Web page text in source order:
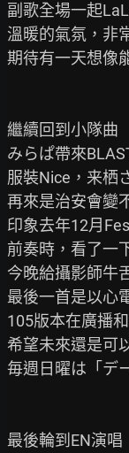
副歌全場一起
溫暖的氣氛，非
期待有一天想像
繼續回到小隊曲
みらぱ帶來
服裝Nice，来栖
再來是治安會變
印象去年12月
前奏時，看了一
今晚給攝影師牛
最後一首是以心
105版本在廣播
希望未來還是可
毎週日曜は「デ
最後輪到EN演唱